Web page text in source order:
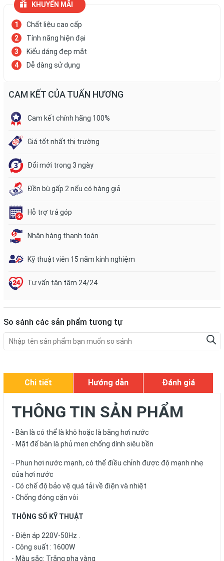
KHUYẾN MÃI
Chất liệu cao cấp
Tính năng hiện đại
Kiểu dáng đẹp mắt
Dễ dàng sử dụng
CAM KẾT CỦA TUẤN HƯƠNG
Cam kết chính hãng 100%
Giá tốt nhất thị trường
Đổi mới trong 3 ngày
Đền bù gấp 2 nếu có hàng giả
Hỗ trợ trả góp
Nhận hàng thanh toán
Kỹ thuật viên 15 năm kinh nghiệm
Tư vấn tận tâm 24/24
So sánh các sản phẩm tương tự
Chi tiết Hướng dẫn Đánh giá
THÔNG TIN SẢN PHẨM
- Bàn là có thể là khô hoặc là bằng hơi nước
- Mặt đế bàn là phủ men chống dính siêu bền
- Phun hơi nước mạnh, có thể điều chỉnh được độ mạnh nhẹ
của hơi nước
- Có chế độ bảo vệ quá tải về điện và nhiệt
- Chống đóng cặn vôi
THÔNG SỐ KỸ THUẬT
- Điện áp 220V-50Hz .
- Công suất : 1600W
- Màu sắc: Trắng pha vàng